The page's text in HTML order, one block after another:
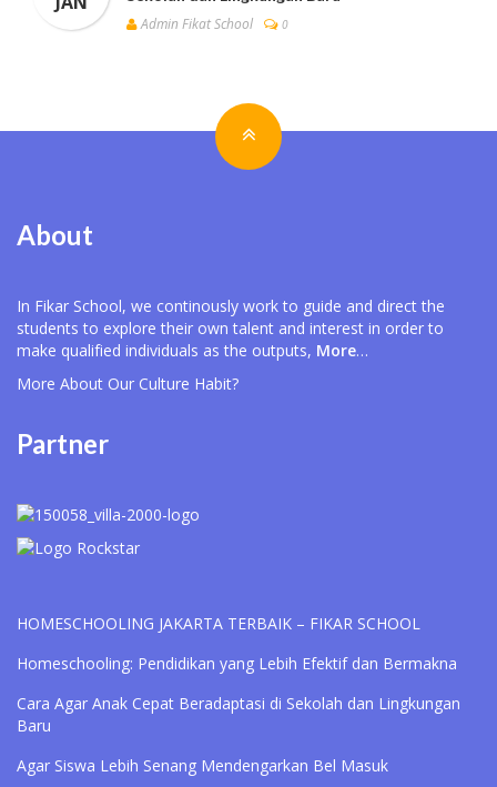
Admin Fikat School
0
About
In Fikar School, we continously work to guide and direct the
students to explore their own talent and interest in order to
make qualified individuals as the outputs, More…
More About Our Culture Habit?
Partner
HOMESCHOOLING JAKARTA TERBAIK – FIKAR SCHOOL
Homeschooling: Pendidikan yang Lebih Efektif dan Bermakna
Cara Agar Anak Cepat Beradaptasi di Sekolah dan Lingkungan
Baru
Agar Siswa Lebih Senang Mendengarkan Bel Masuk